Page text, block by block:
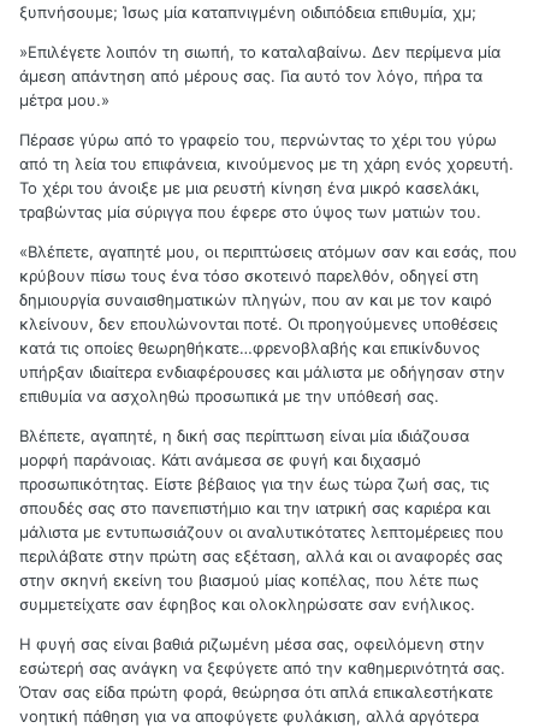
ξυπνήσουμε; Ίσως μία καταπνιγμένη οιδιπόδεια επιθυμία, χμ;
»Επιλέγετε λοιπόν τη σιωπή, το καταλαβαίνω. Δεν περίμενα μία
άμεση απάντηση από μέρους σας. Για αυτό τον λόγο, πήρα τα
μέτρα μου.»
Πέρασε γύρω από το γραφείο του, περνώντας το χέρι του γύρω
από τη λεία του επιφάνεια, κινούμενος με τη χάρη ενός χορευτή.
Το χέρι του άνοιξε με μια ρευστή κίνηση ένα μικρό κασελάκι,
τραβώντας μία σύριγγα που έφερε στο ύψος των ματιών του.
«Βλέπετε, αγαπητέ μου, οι περιπτώσεις ατόμων σαν και εσάς, που
κρύβουν πίσω τους ένα τόσο σκοτεινό παρελθόν, οδηγεί στη
δημιουργία συναισθηματικών πληγών, που αν και με τον καιρό
κλείνουν, δεν επουλώνονται ποτέ. Οι προηγούμενες υποθέσεις
κατά τις οποίες θεωρηθήκατε…φρενοβλαβής και επικίνδυνος
υπήρξαν ιδιαίτερα ενδιαφέρουσες και μάλιστα με οδήγησαν στην
επιθυμία να ασχοληθώ προσωπικά με την υπόθεσή σας.
Βλέπετε, αγαπητέ, η δική σας περίπτωση είναι μία ιδιάζουσα
μορφή παράνοιας. Κάτι ανάμεσα σε φυγή και διχασμό
προσωπικότητας. Είστε βέβαιος για την έως τώρα ζωή σας, τις
σπουδές σας στο πανεπιστήμιο και την ιατρική σας καριέρα και
μάλιστα με εντυπωσιάζουν οι αναλυτικότατες λεπτομέρειες που
περιλάβατε στην πρώτη σας εξέταση, αλλά και οι αναφορές σας
στην σκηνή εκείνη του βιασμού μίας κοπέλας, που λέτε πως
συμμετείχατε σαν έφηβος και ολοκληρώσατε σαν ενήλικος.
Η φυγή σας είναι βαθιά ριζωμένη μέσα σας, οφειλόμενη στην
εσώτερή σας ανάγκη να ξεφύγετε από την καθημερινότητά σας.
Όταν σας είδα πρώτη φορά, θεώρησα ότι απλά επικαλεστήκατε
νοητική πάθηση για να αποφύγετε φυλάκιση, αλλά αργότερα